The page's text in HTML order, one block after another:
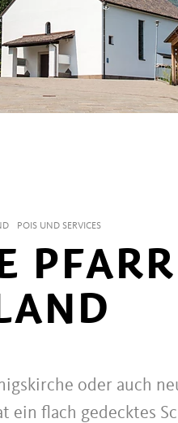
POIS UND SERVICES
oder auch
ein flach gedecktes